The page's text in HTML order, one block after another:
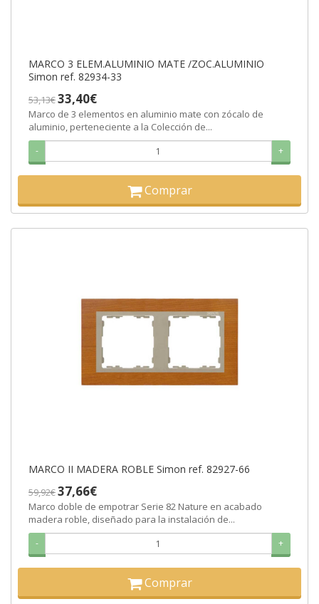
MARCO 3 ELEM.ALUMINIO MATE /ZOC.ALUMINIO
Simon ref. 82934-33
53,13€33,40€
Marco de 3 elementos en aluminio mate con zócalo de
aluminio, perteneciente a la Colección de...
- +
Comprar
MARCO II MADERA ROBLE Simon ref. 82927-66
59,92€37,66€
Marco doble de empotrar Serie 82 Nature en acabado
madera roble, diseñado para la instalación de...
- +
Comprar